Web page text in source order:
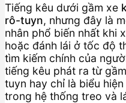
Tiếng kêu dưới gầm xe
rô-tuyn, nhưng đây là
nhân phổ biến nhất khi
hoặc đánh lái ở tốc độ
tìm kiếm chính của
tiếng kêu phát ra từ
tuyn hay chỉ là biểu
trong hệ thống treo và